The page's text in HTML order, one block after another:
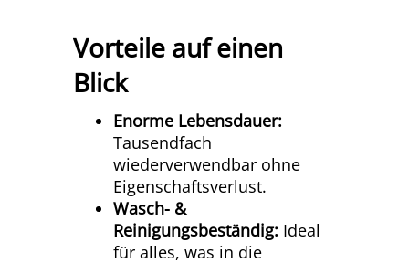
Vorteile auf einen
Blick
Enorme Lebensdauer:
Tausendfach
wiederverwendbar ohne
Eigenschaftsverlust.
Wasch- &
Reinigungsbeständig: Ideal
für alles, was in die